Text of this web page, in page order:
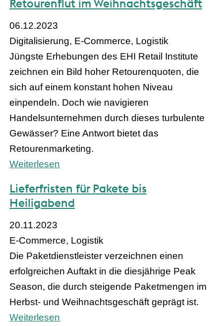
Retourenflut im Weihnachtsgeschäft
06.12.2023
Digitalisierung, E-Commerce, Logistik
Jüngste Erhebungen des EHI Retail Institute
zeichnen ein Bild hoher Retourenquoten, die
sich auf einem konstant hohen Niveau
einpendeln. Doch wie navigieren
Handelsunternehmen durch dieses turbulente
Gewässer? Eine Antwort bietet das
Retourenmarketing.
Weiterlesen
Lieferfristen für Pakete bis
Heiligabend
20.11.2023
E-Commerce, Logistik
Die Paketdienstleister verzeichnen einen
erfolgreichen Auftakt in die diesjährige Peak
Season, die durch steigende Paketmengen im
Herbst- und Weihnachtsgeschäft geprägt ist.
Weiterlesen